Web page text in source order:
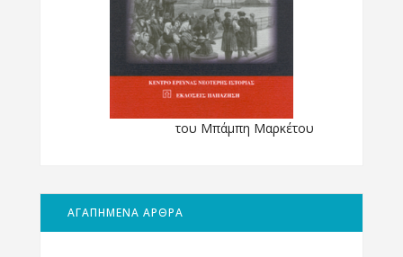
του Μπάμπη Μαρκέτου
ΑΓΑΠΗΜΕΝΑ ΑΡΘΡΑ